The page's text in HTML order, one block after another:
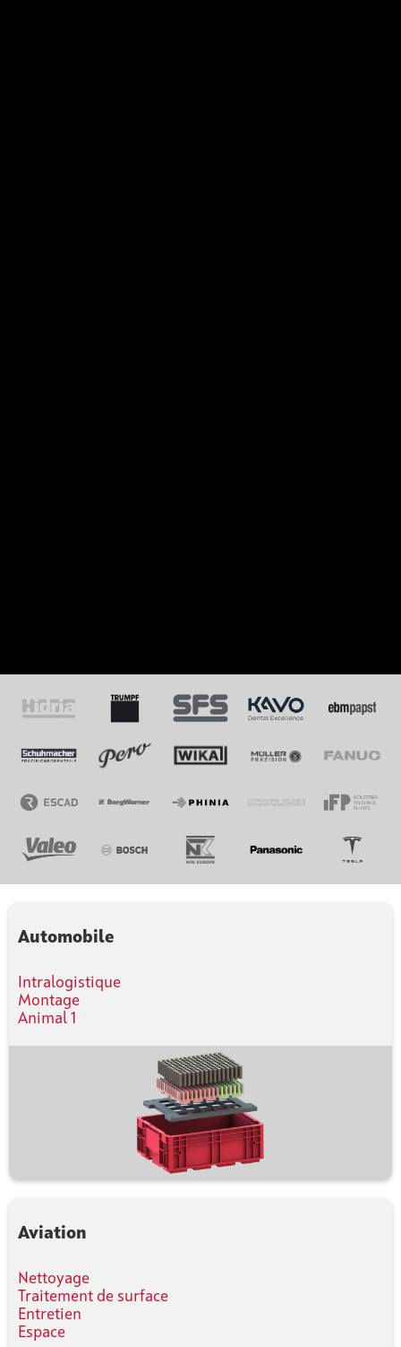
Automobile
Intralogistique
Montage
Animal 1
Aviation
Nettoyage
Traitement de surface
Entretien
Espace